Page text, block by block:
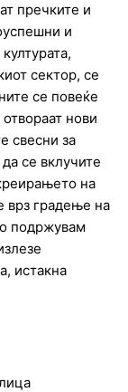
пречките и
и
сектор, се
се повеќе
нови
свесни за
се вклучите
на
врз градење на
подржувам
истакна